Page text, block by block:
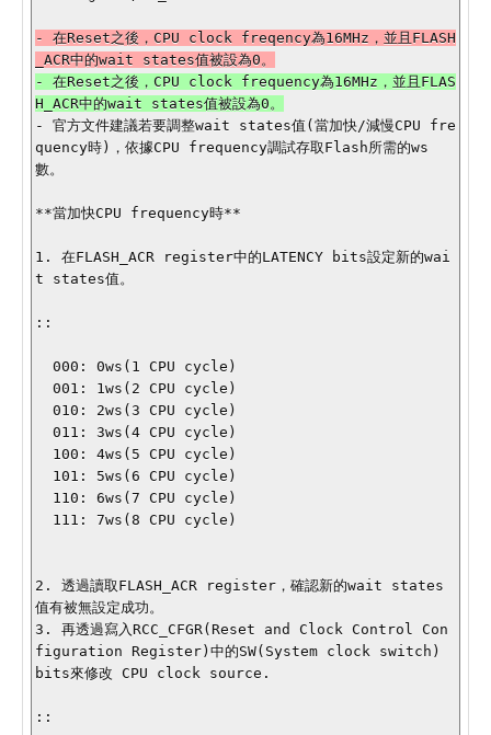
- 在Reset之後，CPU clock freqency為16MHz，並且FLASH
- 在Reset之後，CPU clock frequency為16MHz，並且FLAS
- 官方文件建議若要調整wait states值(當加快/減慢CPU fre
quency時)，依據CPU frequency調試存取Flash所需的ws
數。
**當加快CPU frequency時**
1. 在FLASH_ACR register中的LATENCY bits設定新的wai
t states值。
::
2. 透過讀取FLASH_ACR register，確認新的wait states
值有被無設定成功。
3. 再透過寫入RCC_CFGR(Reset and Clock Control Con
figuration Register)中的SW(System clock switch)
bits來修改 CPU clock source.
::